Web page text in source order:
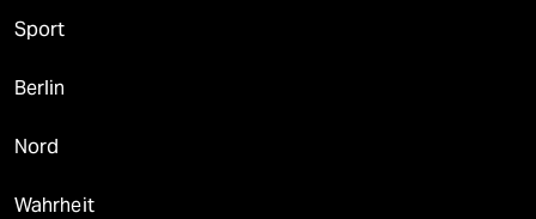
Sport
Berlin
Nord
Wahrheit